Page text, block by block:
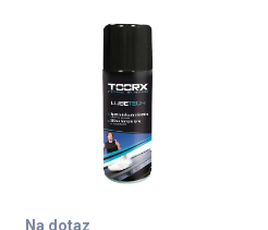
Na dotaz